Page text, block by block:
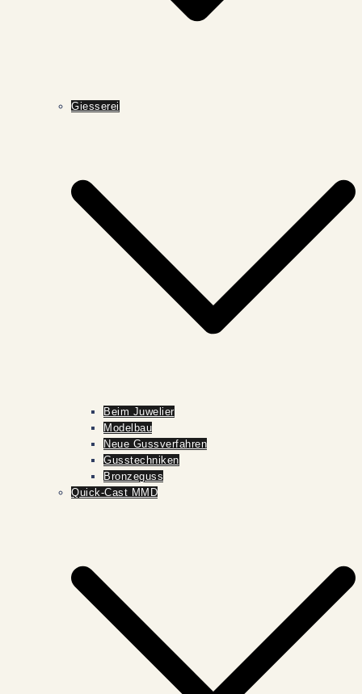
Giesserei
Beim Juwelier
Modelbau
Neue Gussverfahren
Gusstechniken
Bronzeguss
Quick-Cast MMD